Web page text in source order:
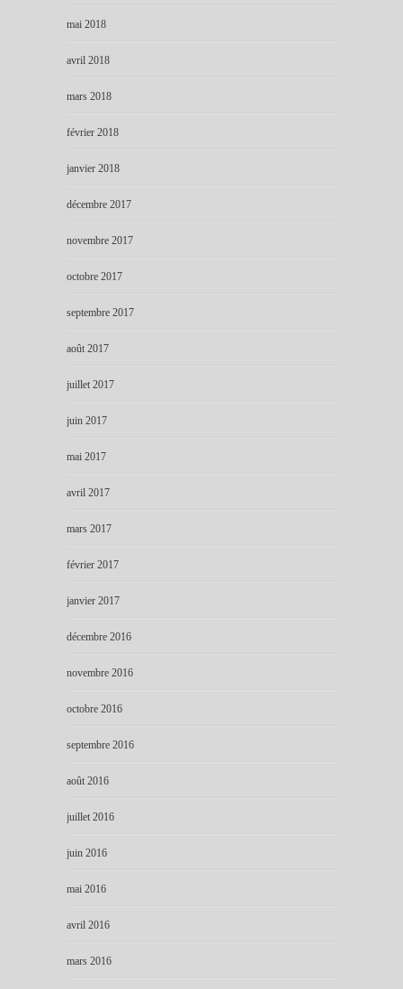
mai 2018
avril 2018
mars 2018
février 2018
janvier 2018
décembre 2017
novembre 2017
octobre 2017
septembre 2017
août 2017
juillet 2017
juin 2017
mai 2017
avril 2017
mars 2017
février 2017
janvier 2017
décembre 2016
novembre 2016
octobre 2016
septembre 2016
août 2016
juillet 2016
juin 2016
mai 2016
avril 2016
mars 2016